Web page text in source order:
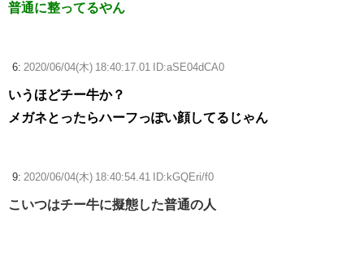
普通に整ってるやん
6: 2020/06/04(木) 18:40:17.01 ID:aSE04dCA0
いうほどチー牛か？
メガネとったらハーフっぽい顔してるじゃん
9: 2020/06/04(木) 18:40:54.41 ID:kGQEri/f0
こいつはチー牛に擬態した普通の人